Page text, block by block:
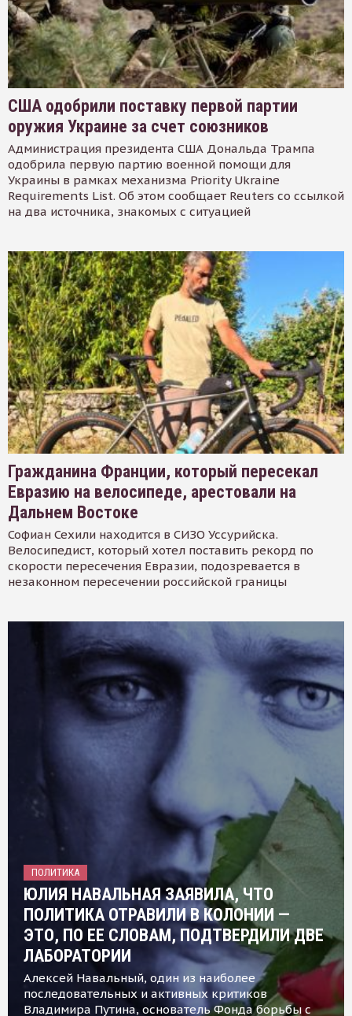
США одобрили поставку первой партии
оружия Украине за счет союзников
Администрация президента США Дональда Трампа
одобрила первую партию военной помощи для
Украины в рамках механизма Priority Ukraine
Requirements List. Об этом сообщает Reuters со ссылкой
на два источника, знакомых с ситуацией
Гражданина Франции, который пересекал
Евразию на велосипеде, арестовали на
Дальнем Востоке
Софиан Сехили находится в СИЗО Уссурийска.
Велосипедист, который хотел поставить рекорд по
скорости пересечения Евразии, подозревается в
незаконном пересечении российской границы
ПОЛИТИКА
ЮЛИЯ НАВАЛЬНАЯ ЗАЯВИЛА, ЧТО
ПОЛИТИКА ОТРАВИЛИ В КОЛОНИИ —
ЭТО, ПО ЕЕ СЛОВАМ, ПОДТВЕРДИЛИ ДВЕ
ЛАБОРАТОРИИ
Алексей Навальный, один из наиболее
последовательных и активных критиков
Владимира Путина, основатель Фонда борьбы с